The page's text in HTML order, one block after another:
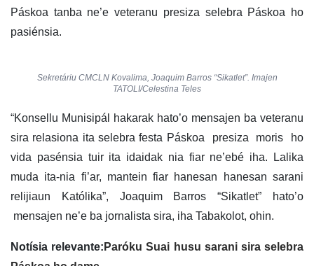
Páskoa tanba ne’e veteranu presiza selebra Páskoa ho
pasiénsia.
Sekretáriu CMCLN Kovalima, Joaquim Barros “Sikatlet”. Imajen
TATOLI/Celestina Teles
“Konsellu Munisipál hakarak hato’o mensajen ba veteranu
sira relasiona ita selebra festa Páskoa presiza moris ho
vida pasénsia tuir ita idaidak nia fiar ne’ebé iha. Lalika
muda ita-nia fi’ar, mantein fiar hanesan hanesan sarani
relijiaun Katólika”, Joaquim Barros “Sikatlet” hato’o
mensajen ne’e ba jornalista sira, iha Tabakolot, ohin.
Notísia relevante: Paróku Suai husu sarani sira selebra